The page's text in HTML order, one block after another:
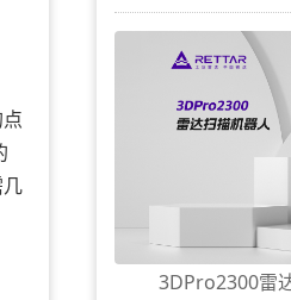
3DPro2300雷